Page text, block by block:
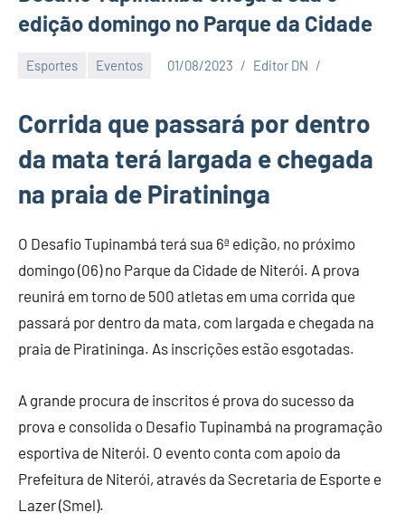
edição domingo no Parque da Cidade
Esportes Eventos 01/08/2023 Editor DN
Corrida que passará por dentro
da mata terá largada e chegada
na praia de Piratininga
O Desafio Tupinambá terá sua 6ª edição, no próximo
domingo (06) no Parque da Cidade de Niterói. A prova
reunirá em torno de 500 atletas em uma corrida que
passará por dentro da mata, com largada e chegada na
praia de Piratininga. As inscrições estão esgotadas.
A grande procura de inscritos é prova do sucesso da
prova e consolida o Desafio Tupinambá na programação
esportiva de Niterói. O evento conta com apoio da
Prefeitura de Niterói, através da Secretaria de Esporte e
Lazer (Smel).